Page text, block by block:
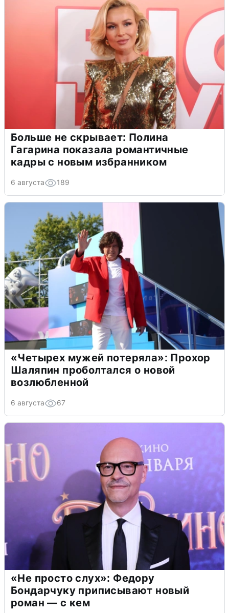
Больше не скрывает: Полина
Гагарина показала романтичные
кадры с новым избранником
6 августа 189
«Четырех мужей потеряла»: Прохор
Шаляпин проболтался о новой
возлюбленной
6 августа 67
«Не просто слух»: Федору
Бондарчуку приписывают новый
роман — с кем